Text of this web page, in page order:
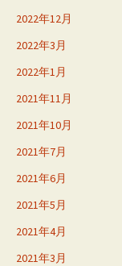
2022年12月
2022年3月
2022年1月
2021年11月
2021年10月
2021年7月
2021年6月
2021年5月
2021年4月
2021年3月